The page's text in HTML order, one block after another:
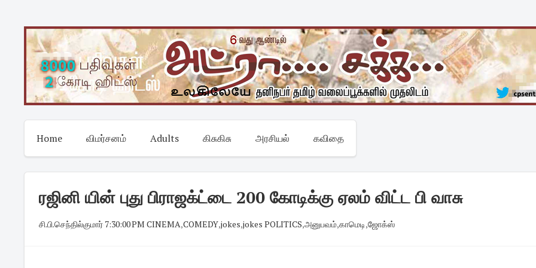
content
Home விமர்சனம் Adults கிசுகிசு அரசியல் கவிதை
ரஜினி யின் புது பிராஜக்ட்டை 200 கோடிக்கு ஏலம் விட்ட பி வாசு
சி.பி.செந்தில்குமார் 7:30:00 PM ·CINEMA,COMEDY,jokes,jokes POLITICS,அனுபவம்,காமெடி,ஜோக்ஸ்